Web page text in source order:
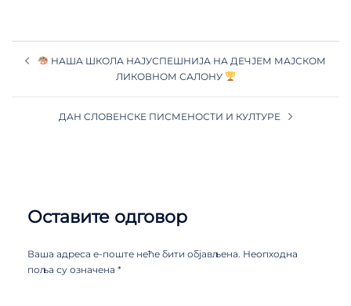
НАША ШКОЛА НАЈУСПЕШНИЈА НА ДЕЧЈЕМ МАЈСКОМ
ЛИКОВНОМ САЛОНУ
ДАН СЛОВЕНСКЕ ПИСМЕНОСТИ И КУЛТУРЕ
Оставите одговор
Ваша адреса е-поште неће бити објављена. Неопходна
поља су означена *